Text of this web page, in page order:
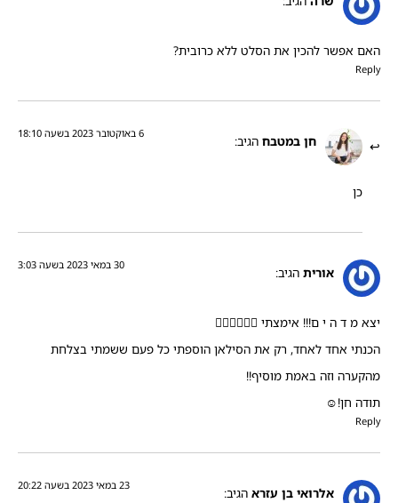
האם אפשר להכין את הסלט ללא כרובית?
Reply
חן במטבח הגיב:
6 באוקטובר 2023 בשעה 18:10
כן
אורית הגיב:
30 במאי 2023 בשעה 3:03
יצא מ ד ה י ם!!! אימצתי 👍🏻👍🏻👍🏻
הכנתי אחד לאחד, רק את הסילאן הוספתי כל פעם ששמתי בצלחת
מהקערה וזה באמת מוסיף!!
תודה חן!☺️
Reply
אלרואי בן עזרא הגיב:
23 במאי 2023 בשעה 20:22